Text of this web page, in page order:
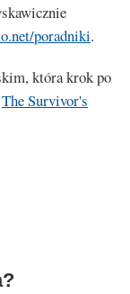
poradniki.
która krok po
The Survivor's